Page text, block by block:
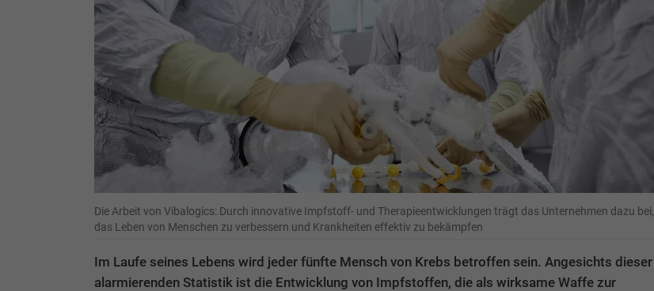
Die Arbeit von Vibalogics: Durch innovative Impfstoff- und Therapieentwicklungen trägt das Unternehmen dazu bei,
das Leben von Menschen zu verbessern und Krankheiten effektiv zu bekämpfen
Im Laufe seines Lebens wird jeder fünfte Mensch von Krebs betroffen sein. Angesichts dieser
alarmierenden Statistik ist die Entwicklung von Impfstoffen, die als wirksame Waffe zur